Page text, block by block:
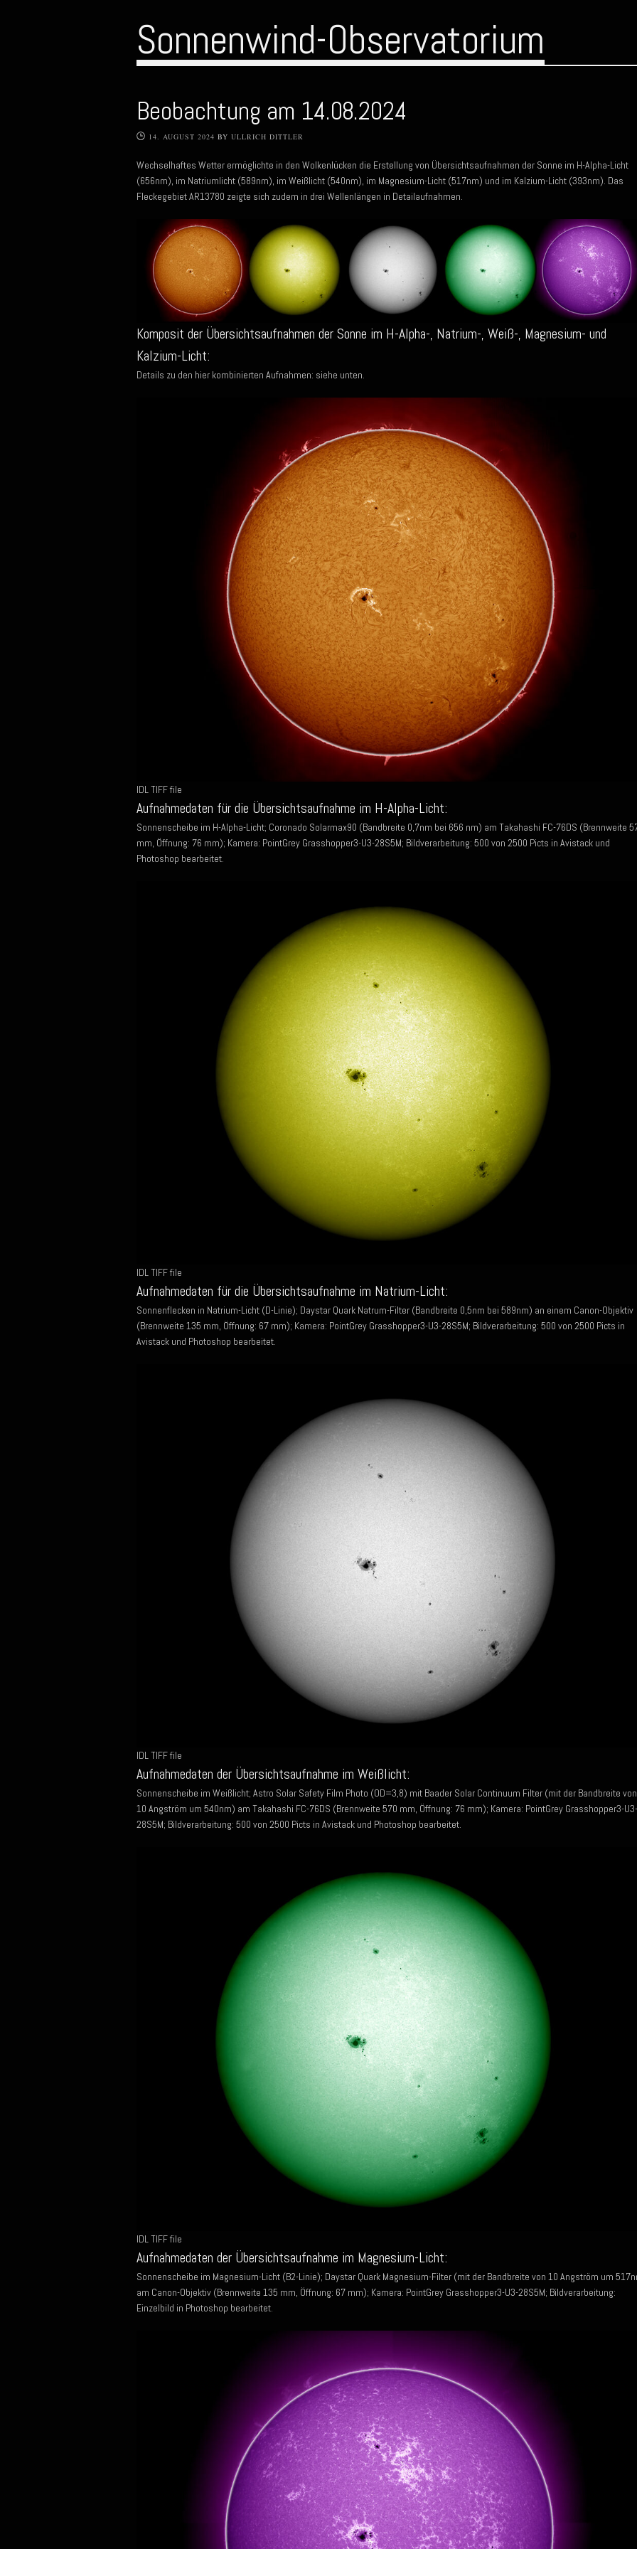
Sonnenwind-Observatorium
Beobachtung am 14.08.2024
14. AUGUST 2024 BY ULLRICH DITTLER
Wechselhaftes Wetter ermöglichte in den Wolkenlücken die Erstellung von Übersichtsaufnahmen der Sonne im H-Alpha-Licht
(656nm), im Natriumlicht (589nm), im Weißlicht (540nm), im Magnesium-Licht (517nm) und im Kalzium-Licht (393nm). Das
Fleckegebiet AR13780 zeigte sich zudem in drei Wellenlängen in Detailaufnahmen.
Komposit der Übersichtsaufnahmen der Sonne im H-Alpha-, Natrium-, Weiß-, Magnesium- und
Kalzium-Licht:
Details zu den hier kombinierten Aufnahmen: siehe unten.
IDL TIFF file
Aufnahmedaten für die Übersichtsaufnahme im H-Alpha-Licht:
Sonnenscheibe im H-Alpha-Licht; Coronado Solarmax90 (Bandbreite 0,7nm bei 656 nm) am Takahashi FC-76DS (Brennweite
mm, Öffnung: 76 mm); Kamera: PointGrey Grasshopper3-U3-28S5M; Bildverarbeitung: 500 von 2500 Picts in Avistack und
Photoshop bearbeitet.
IDL TIFF file
Aufnahmedaten für die Übersichtsaufnahme im Natrium-Licht:
Sonnenflecken in Natrium-Licht (D-Linie); Daystar Quark Natrum-Filter (Bandbreite 0,5nm bei 589nm) an einem Canon-Objektiv
(Brennweite 135 mm, Öffnung: 67 mm); Kamera: PointGrey Grasshopper3-U3-28S5M; Bildverarbeitung: 500 von 2500 Picts in
Avistack und Photoshop bearbeitet.
IDL TIFF file
Aufnahmedaten der Übersichtsaufnahme im Weißlicht:
Sonnenscheibe im Weißlicht; Astro Solar Safety Film Photo (OD=3,8) mit Baader Solar Continuum Filter (mit der Bandbreite von
10 Angström um 540nm) am Takahashi FC-76DS (Brennweite 570 mm, Öffnung: 76 mm); Kamera: PointGrey Grasshopper3-U3-
28S5M; Bildverarbeitung: 500 von 2500 Picts in Avistack und Photoshop bearbeitet.
IDL TIFF file
Aufnahmedaten der Übersichtsaufnahme im Magnesium-Licht:
Sonnenscheibe im Magnesium-Licht (B2-Linie); Daystar Quark Magnesium-Filter (mit der Bandbreite von 10 Angström um
am Canon-Objektiv (Brennweite 135 mm, Öffnung: 67 mm); Kamera: PointGrey Grasshopper3-U3-28S5M; Bildverarbeitung:
Einzelbild in Photoshop bearbeitet.